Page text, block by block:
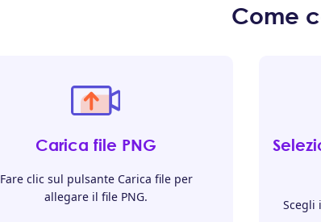
Come
Carica file PNG
Fare clic sul pulsante Carica file per
allegare il file PNG.
Scegli